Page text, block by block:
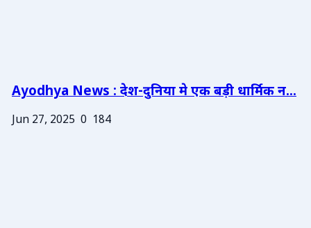
Ayodhya News : देश-दुनिया मे एक बड़ी धार्मिक न...
Jun 27, 2025 0 184